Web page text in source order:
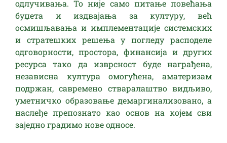
одлучивања. То није само питање повећања
буџета и издвајања за културу, већ
осмишљавања и имплементације системских
и стратешких решења у погледу расподеле
одговорности, простора, финансија и других
ресурса тако да изврсност буде награђена,
независна култура омогућена, аматеризам
подржан, савремено стваралаштво видљиво,
уметничко образовање демаргинализовано, а
наслеђе препознато као основ на којем сви
заједно градимо нове односе.